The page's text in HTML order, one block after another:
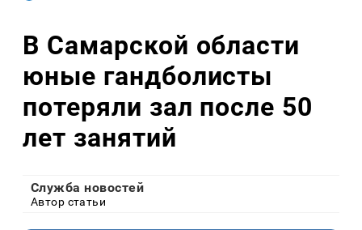
В Самарской области
юные гандболисты
потеряли зал после 50
лет занятий
Служба новостей
Автор статьи